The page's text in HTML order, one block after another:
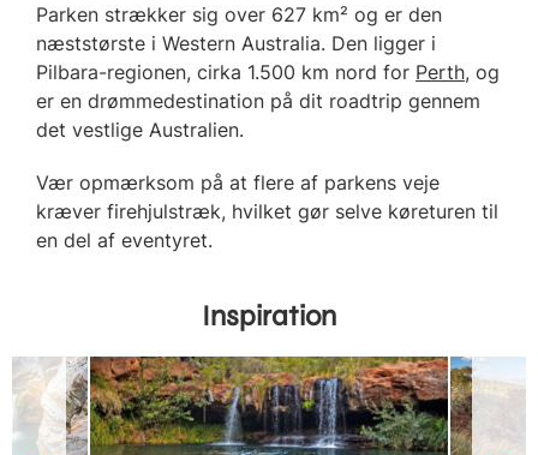
Parken strækker sig over 627 km² og er den
næststørste i Western Australia. Den ligger i
Pilbara-regionen, cirka 1.500 km nord for Perth, og
er en drømmedestination på dit roadtrip gennem
det vestlige Australien.
Vær opmærksom på at flere af parkens veje
kræver firehjulstræk, hvilket gør selve køreturen til
en del af eventyret.
Inspiration